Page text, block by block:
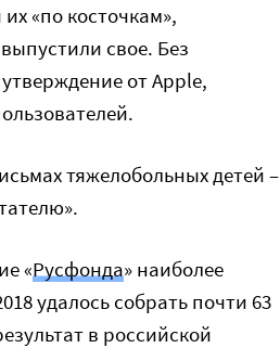
«по косточкам»,
свое. Без
от Apple,
тяжелобольных детей –
«Русфонда» наиболее
удалось собрать почти 63
в российской